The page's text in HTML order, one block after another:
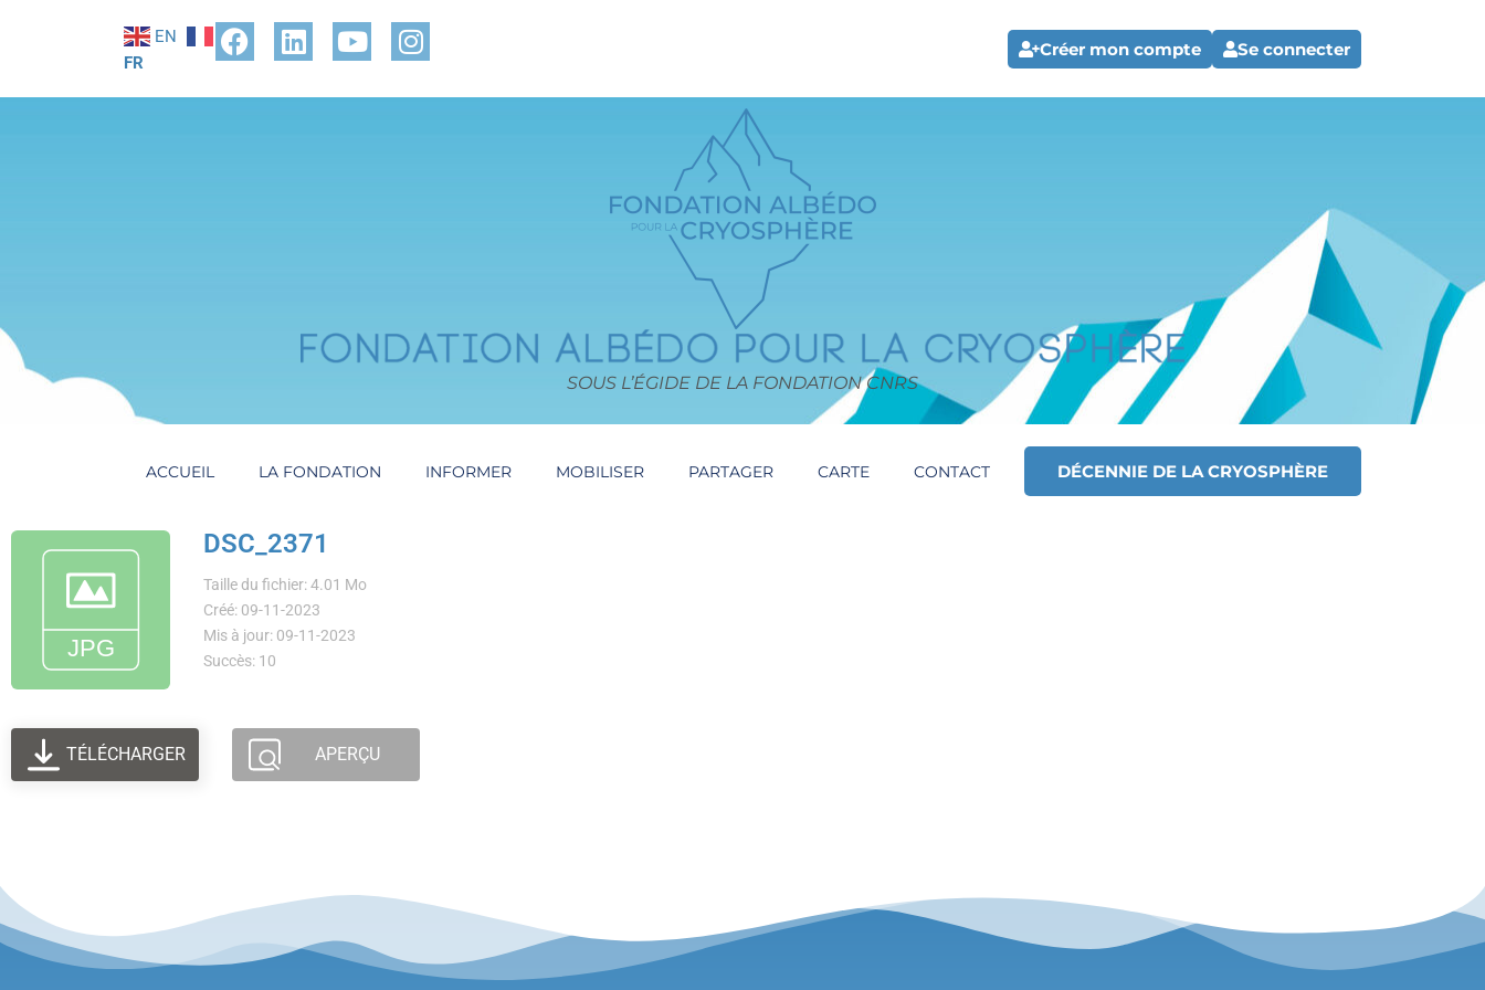
EN
FR
Créer mon compte Se connecter
SOUS L’ÉGIDE DE LA FONDATION CNRS
ACCUEIL LA FONDATION INFORMER MOBILISER PARTAGER CARTE CONTACT DÉCENNIE DE LA CRYOSPHÈRE
DSC_2371
Taille du fichier: 4.01 Mo
Créé: 09-11-2023
Mis à jour: 09-11-2023
Succès: 10
TÉLÉCHARGER APERÇU